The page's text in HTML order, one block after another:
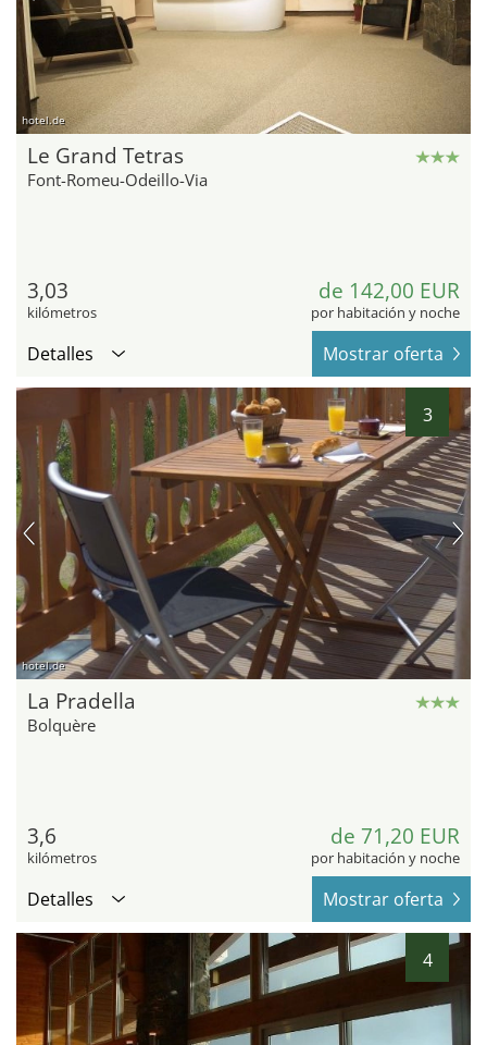
hotel.de
Le Grand Tetras
Font-Romeu-Odeillo-Via
3,03
kilómetros
de 142,00 EUR
por habitación y noche
Detalles Mostrar oferta
3
hotel.de
La Pradella
Bolquère
3,6
kilómetros
de 71,20 EUR
por habitación y noche
Detalles Mostrar oferta
4